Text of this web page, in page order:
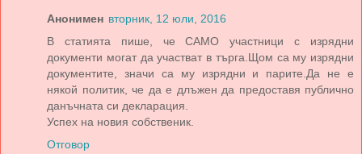
Анонимен вторник, 12 юли, 2016
В статията пише, че САМО участници с изрядни
документи могат да участват в търга.Щом са му изрядни
документите, значи са му изрядни и парите.Да не е
някой политик, че да е длъжен да предоставя публично
данъчната си декларация.
Успех на новия собственик.
Отговор